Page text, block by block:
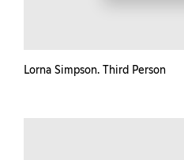
Lorna Simpson. Third Person